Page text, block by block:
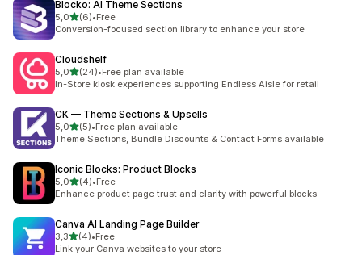
Blocko: AI Theme Sections
5,0av 5 stjerner
(6)
Totalt 6 omtaler
•Free
Conversion-focused section library to enhance your store
Cloudshelf
5,0av 5 stjerner
(24)
Totalt 24 omtaler
•Free plan available
In-Store kiosk experiences supporting Endless Aisle for retail
CK — Theme Sections & Upsells
5,0av 5 stjerner
(5)
Totalt 5 omtaler
•Free plan available
Theme Sections, Bundle Discounts & Contact Forms available
Iconic Blocks: Product Blocks
5,0av 5 stjerner
(4)
Totalt 4 omtaler
•Free
Enhance product page trust and clarity with powerful blocks
Canva AI Landing Page Builder
3,3av 5 stjerner
(4)
Totalt 4 omtaler
•Free
Link your Canva websites to your store